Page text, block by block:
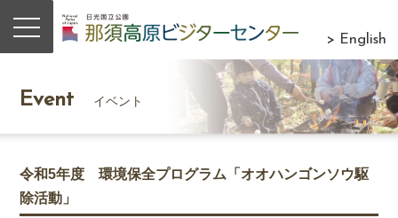
> English
Event イベント
令和5年度 環境保全プログラム「オオハンゴンソウ駆
除活動」